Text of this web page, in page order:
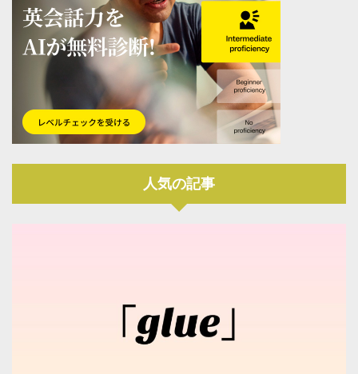
人気の記事